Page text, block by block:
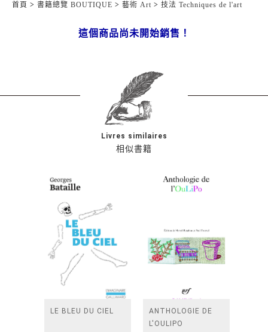
首頁 > 書籍總覽 BOUTIQUE > 藝術 Art > 技法 Techniques de l'art
這個商品尚未開始銷售！
相似書籍
Livres similaires
LE BLEU DU CIEL
ANTHOLOGIE DE
L'OULIPO